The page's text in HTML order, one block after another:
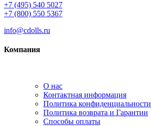
+7 (495) 540 5027
+7 (800) 550 5367
info@cdolls.ru
Компания
О нас
Контактная информация
Политика конфиденциальности
Политика возврата и Гарантии
Способы оплаты